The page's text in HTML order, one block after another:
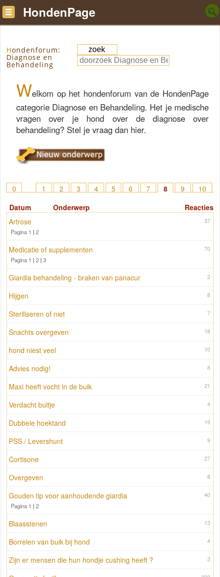
HondenPage
Hondenforum:
Diagnose en
Behandeling
Welkom op het hondenforum van de HondenPage
categorie Diagnose en Behandeling. Het je medische
vragen over je hond over de diagnose over
behandeling? Stel je vraag dan hier.
0 1 2 3 4 5 6 7 8 9
10
Reacties
Datum Onderwerp
37
Artrose
Pagina 1 | 2
70
Medicatie of supplementen
Pagina 1 | 2 | 3
2
Giardia behandeling - braken van panacur
8
Hijgen
7
Steriliseren of niet
18
Snachts overgeven
10
hond niest veel
8
Advies nodig!
21
Maxi heeft vocht in de buik
4
Verdacht bultje
19
Dubbele hoektand
9
PSS / Levershunt
27
Cortisone
8
Overgeven
40
Gouden tip voor aanhoudende giardia
Pagina 1 | 2
13
Blaasstenen
4
Borrelen van buik bij hond
3
Zijn er mensen die hun hondje cushing heeft ?